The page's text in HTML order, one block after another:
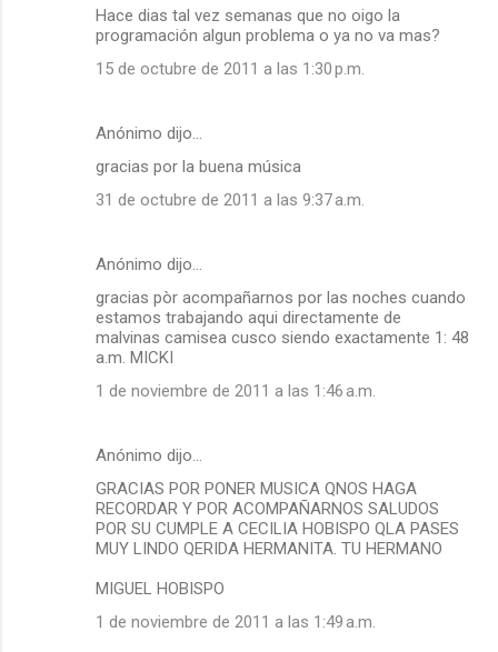
Hace dias tal vez semanas que no oigo la
programación algun problema o ya no va mas?
15 de octubre de 2011 a las 1:30 p.m.
Anónimo dijo…
gracias por la buena música
31 de octubre de 2011 a las 9:37 a.m.
Anónimo dijo…
gracias pòr acompañarnos por las noches cuando
estamos trabajando aqui directamente de
malvinas camisea cusco siendo exactamente 1: 48
a.m. MICKI
1 de noviembre de 2011 a las 1:46 a.m.
Anónimo dijo…
GRACIAS POR PONER MUSICA QNOS HAGA
RECORDAR Y POR ACOMPAÑARNOS SALUDOS
POR SU CUMPLE A CECILIA HOBISPO QLA PASES
MUY LINDO QERIDA HERMANITA. TU HERMANO
MIGUEL HOBISPO
1 de noviembre de 2011 a las 1:49 a.m.